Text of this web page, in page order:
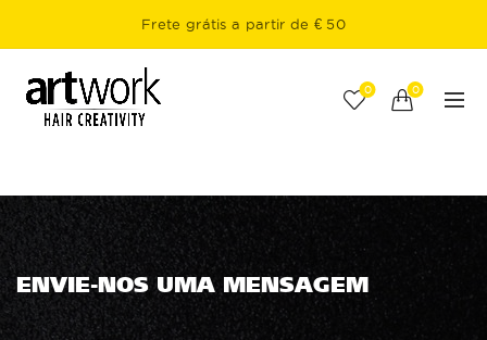
Frete grátis a partir de € 50
0 0
ENVIE-NOS UMA MENSAGEM